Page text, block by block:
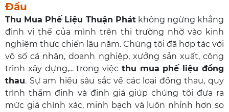
Đầu
Thu Mua Phế Liệu Thuận Phátkhông ngừng khẳng
định vị thế của mình trên thị trường nhờ vào kinh
nghiệm thực chiến lâu năm. Chúng tôi đã hợp tác với
vô số cá nhân, doanh nghiệp, xưởng sản xuất, công
trình xây dựng,... trong việc thu mua phế liệu đồng
thau. Sự am hiểu sâu sắc về các loại đồng thau, quy
trình thẩm định và định giá giúp chúng tôi đưa ra
mức giá chính xác, minh bạch và luôn nhỉnh hơn so